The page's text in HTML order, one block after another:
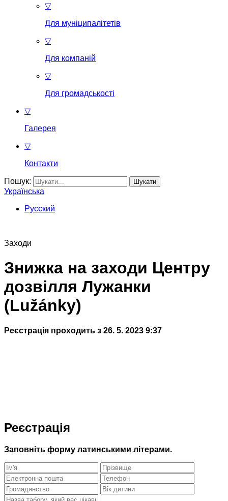
▽
Для муніципалітетів
▽
Для компаній
▽
Для громадськості
▽
Галерея
▽
Контакти
Пошук:
Українська
Русский
Заходи
Знижка на заходи Центру
дозвілля Лужанки
(Lužánky)
Реєстрація проходить з 26. 5. 2023 9:37
Реєстрація
Заповніть форму латинськими літерами.